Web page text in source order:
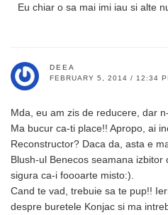
Eu chiar o sa mai imi iau si alte
DEEA
FEBRUARY 5, 2014 / 12:34
Mda, eu am zis de reducere, dar
Ma bucur ca-ti place!! Apropo, ai
Reconstructor? Daca da, asta e
Blush-ul Benecos seamana
sigura ca-i foooarte misto:).
Cand te vad, trebuie sa te pup!!
despre buretele Konjac si ma